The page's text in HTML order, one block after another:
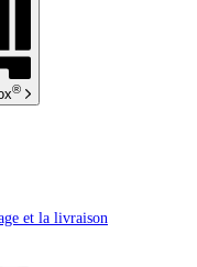
®
et la livraison